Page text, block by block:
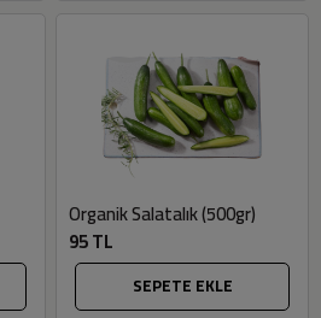
Organik Salatalık (500gr)
95 TL
SEPETE EKLE